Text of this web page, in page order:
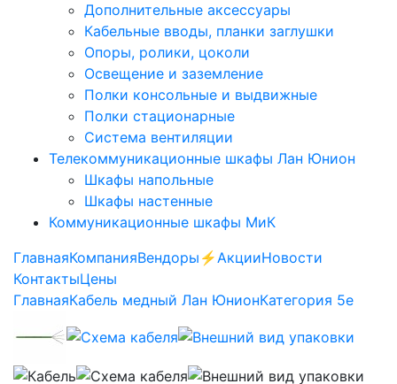
Дополнительные аксессуары
Кабельные вводы, планки заглушки
Опоры, ролики, цоколи
Освещение и заземление
Полки консольные и выдвижные
Полки стационарные
Система вентиляции
Телекоммуникационные шкафы Лан Юнион
Шкафы напольные
Шкафы настенные
Коммуникационные шкафы МиК
ГлавнаяКомпанияВендоры ⚡️АкцииНовости
КонтактыЦены
ГлавнаяКабель медный Лан ЮнионКатегория 5e